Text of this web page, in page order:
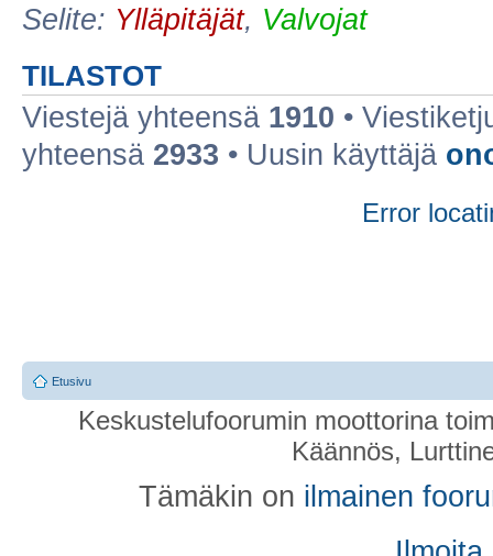
Selite: Ylläpitäjät, Valvojat
TILASTOT
Viestejä yhteensä 1910 •
yhteensä 2933 • Uusin käyttäjä
Error
Etusivu
Keskustelufoorumin moottorina
Käännös,
Tämäkin on ilmainen